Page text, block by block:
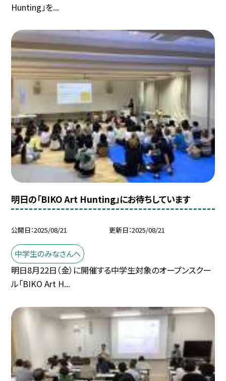
Hunting」を...
明日の「BIKO Art Hunting」にお待ちしています
公開日 2025/08/21 更新日 2025/08/21
中学生のみなさんへ
明日8月22日（金）に開催する中学生対象のオープンスクー
ル「BIKO Art H...